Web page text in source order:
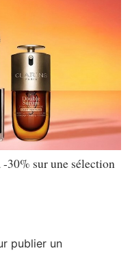
30% sur une sélection
publier un